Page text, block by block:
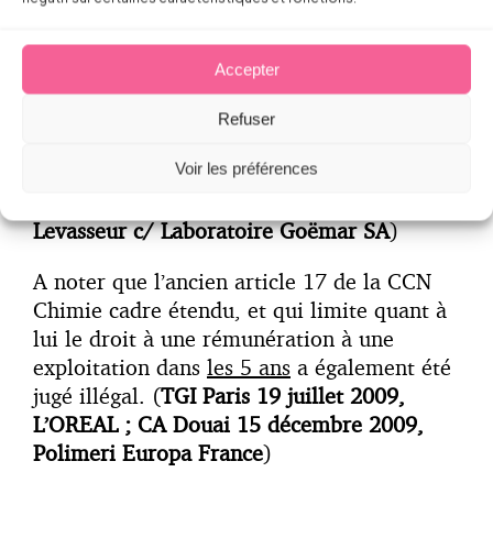
Accepter
Refuser
Voir les préférences
contraires au texte susvisé (L.611-7 CPI),
lequel est d’ordre public, en ce qu’elles
restreignent les conditions d’octroi de la
doivent en conséquence être réputée non
Levasseur c/ Laboratoire Goëmar SA)
A noter que l’ancien article 17 de la CCN
Chimie cadre étendu, et qui limite quant à
lui le droit à une rémunération à une
exploitation dans les 5 ans a également été
jugé illégal. (TGI Paris 19 juillet 2009,
L’OREAL ; CA Douai 15 décembre 2009,
Polimeri Europa France)